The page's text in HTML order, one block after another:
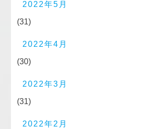
2022年5月
(31)
2022年4月
(30)
2022年3月
(31)
2022年2月